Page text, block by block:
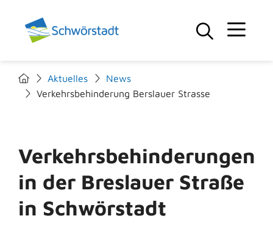
Aktuelles
News
Verkehrsbehinderung Berslauer Strasse
Verkehrsbehinderungen
in der Breslauer Straße
in Schwörstadt